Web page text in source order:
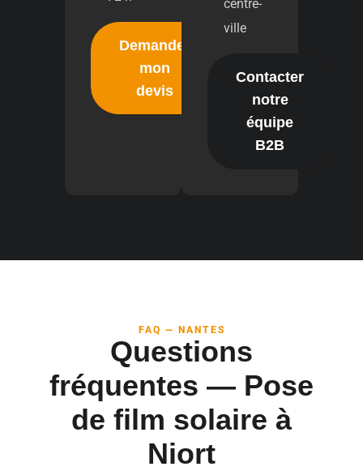
Demander
mon
devis
centre-
ville
Contacter
notre
équipe
B2B
FAQ — NANTES
Questions
fréquentes — Pose
de film solaire à
Niort